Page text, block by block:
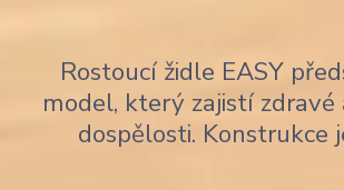
Rostoucí židle EASY
model, který zajistí
dospělosti. Konstrukce